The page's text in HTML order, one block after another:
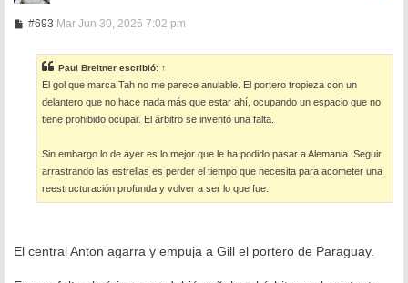
#693M
s
a
j
e
Mar Jun 30, 2026 7:02 pm
Paul Breitner escribió: ↑
El gol que marca Tah no me parece anulable. El portero tropieza con un
delantero que no hace nada más que estar ahí, ocupando un espacio que no
tiene prohibido ocupar. El árbitro se inventó una falta.
Sin embargo lo de ayer es lo mejor que le ha podido pasar a Alemania. Seguir
arrastrando las estrellas es perder el tiempo que necesita para acometer una
reestructuración profunda y volver a ser lo que fue.
El central Anton agarra y empuja a Gill el portero de Paraguay.